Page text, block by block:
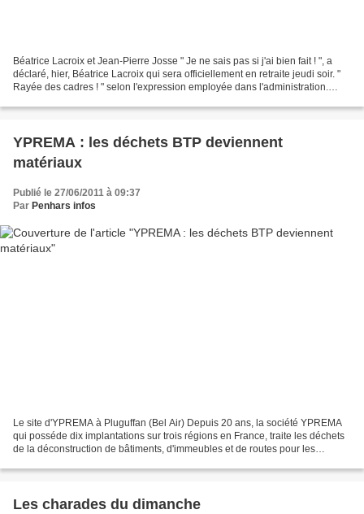
Béatrice Lacroix et Jean-Pierre Josse " Je ne sais pas si j'ai bien fait ! ", a
déclaré, hier, Béatrice Lacroix qui sera officiellement en retraite jeudi soir. "
Rayée des cadres ! " selon l'expression employée dans l'administration.
YPREMA : les déchets BTP deviennent
matériaux
Publié le 27/06/2011 à 09:37
Par Penhars infos
Le site d'YPREMA à Pluguffan (Bel Air) Depuis 20 ans, la société YPREMA
qui posséde dix implantations sur trois régions en France, traite les déchets
de la déconstruction de bâtiments, d'immeubles et de routes pour les
Les charades du dimanche